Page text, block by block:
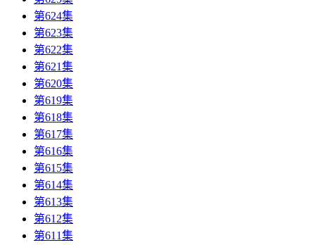
第624集
第623集
第622集
第621集
第620集
第619集
第618集
第617集
第616集
第615集
第614集
第613集
第612集
第611集